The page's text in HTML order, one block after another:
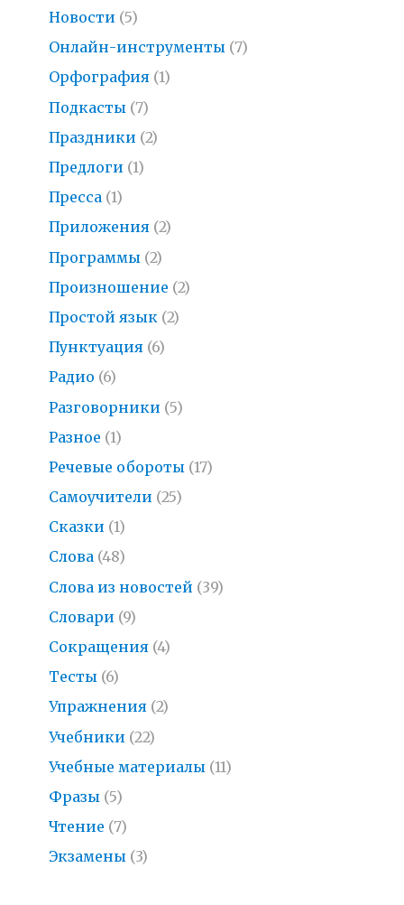
Новости (5)
Онлайн-инструменты (7)
Орфография (1)
Подкасты (7)
Праздники (2)
Предлоги (1)
Пресса (1)
Приложения (2)
Программы (2)
Произношение (2)
Простой язык (2)
Пунктуация (6)
Радио (6)
Разговорники (5)
Разное (1)
Речевые обороты (17)
Самоучители (25)
Сказки (1)
Слова (48)
Слова из новостей (39)
Словари (9)
Сокращения (4)
Тесты (6)
Упражнения (2)
Учебники (22)
Учебные материалы (11)
Фразы (5)
Чтение (7)
Экзамены (3)